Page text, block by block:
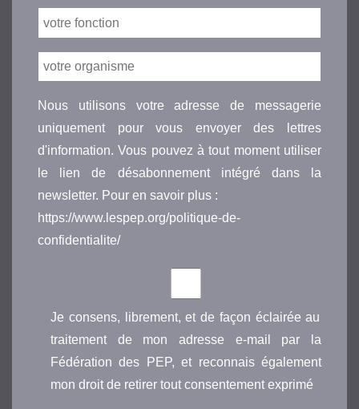
Nous utilisons votre adresse de messagerie
uniquement pour vous envoyer des lettres
d'information. Vous pouvez à tout moment utiliser
le lien de désabonnement intégré dans la
newsletter. Pour en savoir plus :
https://www.lespep.org/politique-de-
confidentialite/
Je consens, librement, et de façon éclairée au
traitement de mon adresse e-mail par la
Fédération des PEP, et reconnais également
mon droit de retirer tout consentement exprimé